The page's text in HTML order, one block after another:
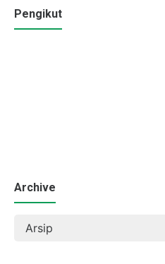
Pengikut
Archive